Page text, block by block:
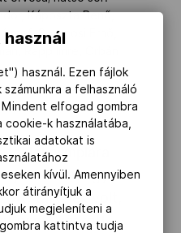
Káposzta Benő,
Solymosi Ernő,
olimpiára
játékokon egyetlen
tartalék volt,
nem szerzett.
használ. Ezen fájlok
a felhasználó
elfogad gombra
k használatába,
adatokat is
kívül. Amennyiben
átirányítjuk a
megjeleníteni a
kattintva tudja